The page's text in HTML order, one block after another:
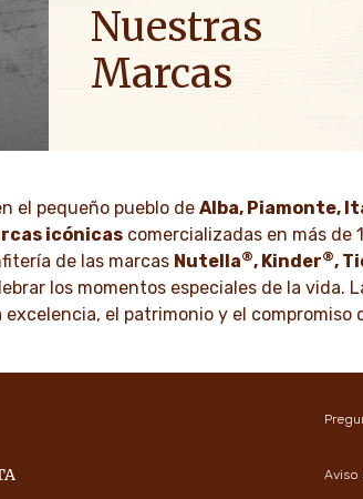
Nuestras
Marcas
DESCUBRE MÁS
el pequeño pueblo deAlba, Piamonte,
icónicas comercializadas en más de
de las marcas Nutella®, Kinder®,
los momentos especiales de la
el patrimonio y el
Aviso